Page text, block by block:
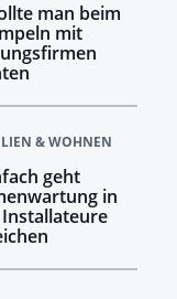
man beim
mit
& WOHNEN
geht
in